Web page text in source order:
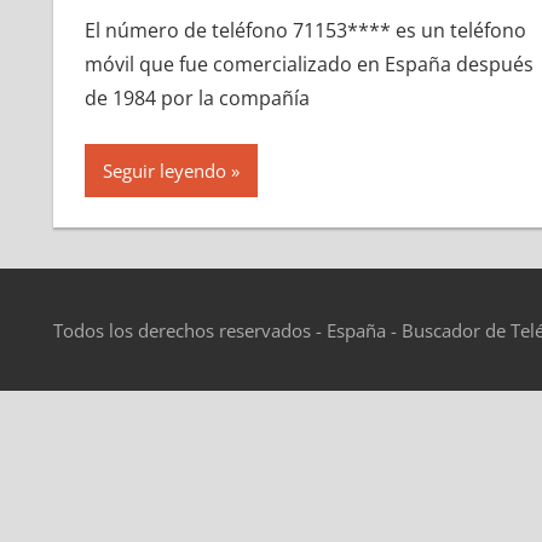
El número dе teléfono 71153**** es un teléfono
móvil quе fue comercializado en España después
dе 1984 pοr la compañía
Seguir leyendo
Todos los derechos reservados - España - Buscador de